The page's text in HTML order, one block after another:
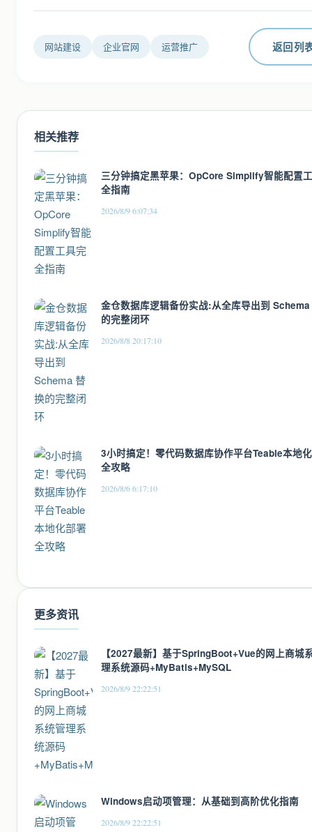
网站建设 企业官网 运营推广 返回列
相关推荐
三分钟搞定黑苹果：OpCore Simplify智能配置
全指南
2026/8/9 6:07:34
金仓数据库逻辑备份实战:从全库导出到
的完整闭环
2026/8/8 20:17:10
3小时搞定！零代码数据库协作平台Teable本地
全攻略
2026/8/6 6:17:10
更多资讯
【2027最新】基于SpringBoot+Vue的网上商城
理系统源码+MyBatis+MySQL
2026/8/9 22:22:51
Windows启动项管理：从基础到高阶优化指南
2026/8/9 22:22:51